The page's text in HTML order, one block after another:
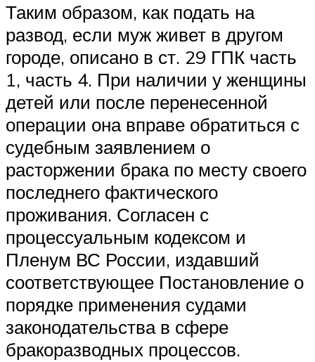
Таким образом, как подать на
развод, если муж живет в другом
городе, описано в ст. 29 ГПК часть
1, часть 4. При наличии у женщины
детей или после перенесенной
операции она вправе обратиться с
судебным заявлением о
расторжении брака по месту своего
последнего фактического
проживания. Согласен с
процессуальным кодексом и
Пленум ВС России, издавший
соответствующее Постановление о
порядке применения судами
законодательства в сфере
бракоразводных процессов.